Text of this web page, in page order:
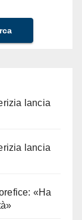
lancia
lancia
«Ha